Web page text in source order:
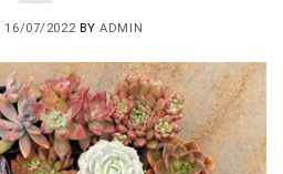
16/07/2022 BYADMIN